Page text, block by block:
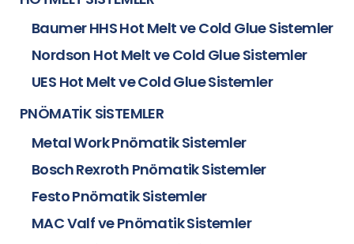
Baumer HHS Hot Melt ve Cold Glue Sistemler
Nordson Hot Melt ve Cold Glue Sistemler
UES Hot Melt ve Cold Glue Sistemler
PNÖMATİK SİSTEMLER
Metal Work Pnömatik Sistemler
Bosch Rexroth Pnömatik Sistemler
Festo Pnömatik Sistemler
MAC Valf ve Pnömatik Sistemler